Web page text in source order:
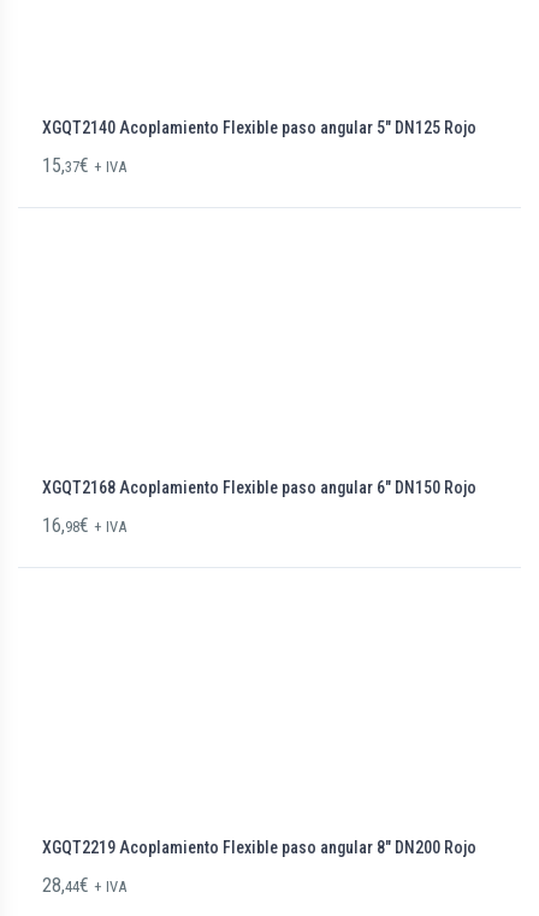
XGQT2140 Acoplamiento Flexible paso angular 5″ DN125 Rojo
15,37€ + IVA
XGQT2168 Acoplamiento Flexible paso angular 6″ DN150 Rojo
16,98€ + IVA
XGQT2219 Acoplamiento Flexible paso angular 8″ DN200 Rojo
28,44€ + IVA